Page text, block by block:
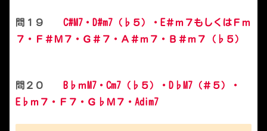
問１９ C#M7・D#m7（♭５）・E＃ｍ７もしくはＦｍ
７・Ｆ＃Ｍ７・Ｇ＃７・Ａ＃ｍ７・Ｂ＃ｍ７（♭５）
問２０
B♭ｍM7・Cm7（♭５）・D♭M7（＃５）・
E♭ｍ７・Ｆ７・Ｇ♭Ｍ７・Adim7